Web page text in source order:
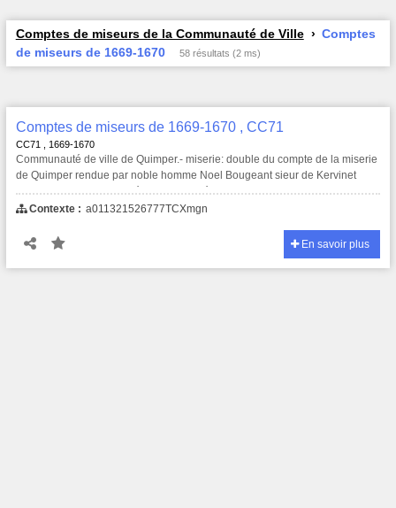
Comptes de miseurs de la Communauté de Ville
Comptes
de miseurs de 1669-1670
58 résultats (2 ms)
Comptes de miseurs de 1669-1670 , CC71
CC71 , 1669-1670
Communauté de ville de Quimper.- miserie: double du compte de la miserie
de Quimper rendue par noble homme Noel Bougeant sieur de Kervinet
miseur de la communauté pour les années 1669 et 1670.
Contexte : a011321526777TCXmgn
En savoir plus